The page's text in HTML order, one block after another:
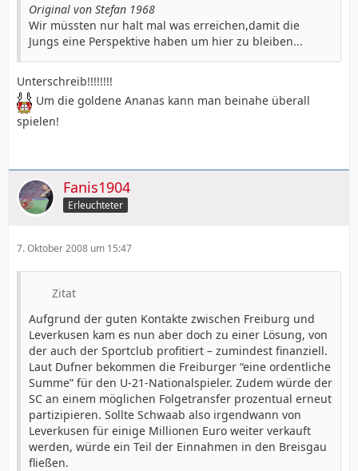
Original von Stefan 1968
Wir müssten nur halt mal was erreichen,damit die
Jungs eine Perspektive haben um hier zu bleiben...
Unterschreib!!!!!!!!
Um die goldene Ananas kann man beinahe überall
spielen!
Fanis1904
Erleuchteter
7. Oktober 2008 um 15:47
Zitat
Aufgrund der guten Kontakte zwischen Freiburg und
Leverkusen kam es nun aber doch zu einer Lösung, von
der auch der Sportclub profitiert – zumindest finanziell.
Laut Dufner bekommen die Freiburger “eine ordentliche
Summe” für den U-21-Nationalspieler. Zudem würde der
SC an einem möglichen Folgetransfer prozentual erneut
partizipieren. Sollte Schwaab also irgendwann von
Leverkusen für einige Millionen Euro weiter verkauft
werden, würde ein Teil der Einnahmen in den Breisgau
fließen.